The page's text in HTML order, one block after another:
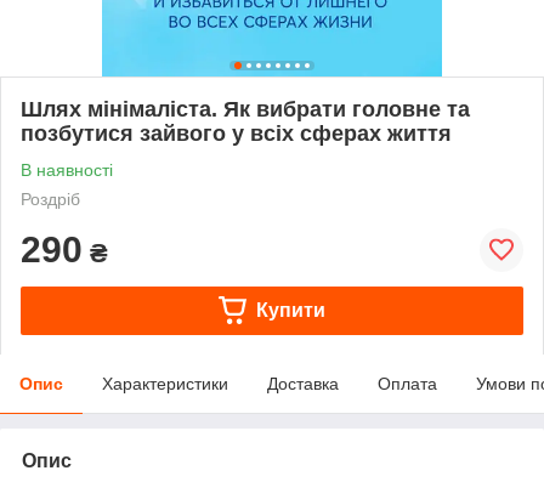
Шлях мінімаліста. Як вибрати головне та
позбутися зайвого у всіх сферах життя
В наявності
Роздріб
290 ₴
Купити
Опис Характеристики Доставка Оплата Умови
Опис